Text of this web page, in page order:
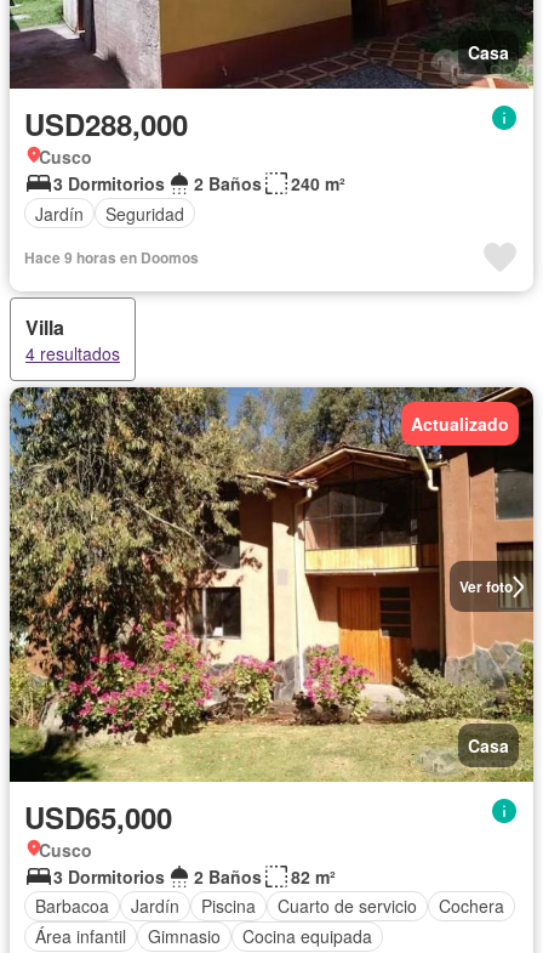
Casa
USD288,000
Cusco
3 Dormitorios
2 Baños
240 m²
Jardín
Seguridad
Hace 9 horas en Doomos
Villa
4 resultados
Ver foto
Actualizado
Casa
USD65,000
Cusco
3 Dormitorios
2 Baños
82 m²
Barbacoa
Jardín Piscina Cuarto de servicio
Cochera
Área infantil
Gimnasio Cocina equipada